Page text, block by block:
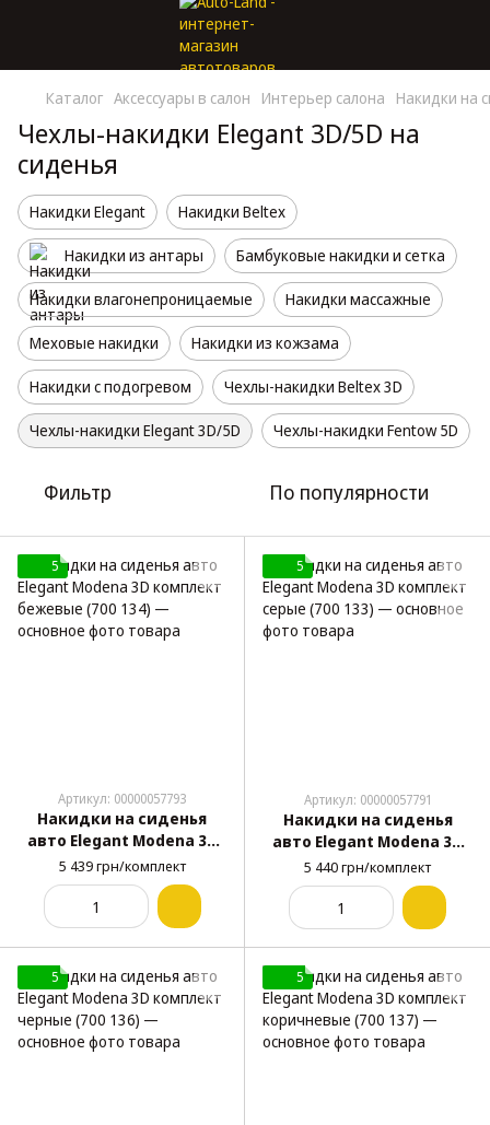
Каталог Аксессуары в салон Интерьер салона Накидки на
Чехлы-накидки Elegant 3D/5D на
сиденья
Накидки Elegant Накидки Beltex
Накидки из антары Бамбуковые накидки и сетка
Накидки влагонепроницаемые Накидки массажные
Меховые накидки Накидки из кожзама
Накидки с подогревом Чехлы-накидки Beltex 3D
Чехлы-накидки Elegant 3D/5D Чехлы-накидки Fentow 5D
Фильтр По популярности
5
Артикул: 00000057793
Накидки на сиденья
авто Elegant Modena 3D
комплект бежевые (700
134)
5 439 грн/комплект
5
Артикул: 00000057791
Накидки на сиденья
авто Elegant Modena 3D
комплект серые (700 133)
5 440 грн/комплект
5 5